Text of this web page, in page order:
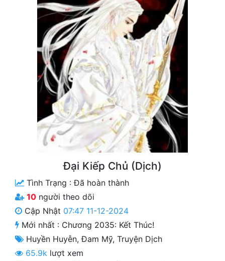
Hoàn Thành
Truyện Convert
Truyện Nhập Môn
Cung Đấu
Cạnh Kỹ
Cổ Tiên Hiệp
Đại Kiếp Chủ (Dịch)
Tình Trạng :Đã hoàn thành
10 người theo dõi
Cập Nhật 07:47 11-12-2024
Mới nhất : Chương 2035: Kết Thúc!
Huyền Huyễn,Đam Mỹ, Truyện Dịch
65.9k lượt xem